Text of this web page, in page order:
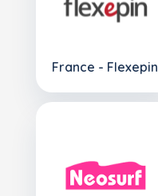
France - Flexepin